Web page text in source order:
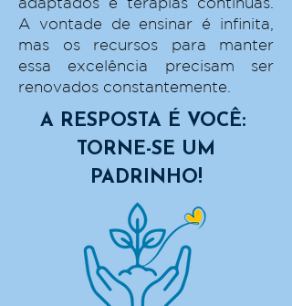
A vontade de ensinar é infinita,
mas os recursos para manter
essa excelência precisam ser
renovados constantemente.
A RESPOSTA É VOCÊ:
TORNE-SE UM
PADRINHO!